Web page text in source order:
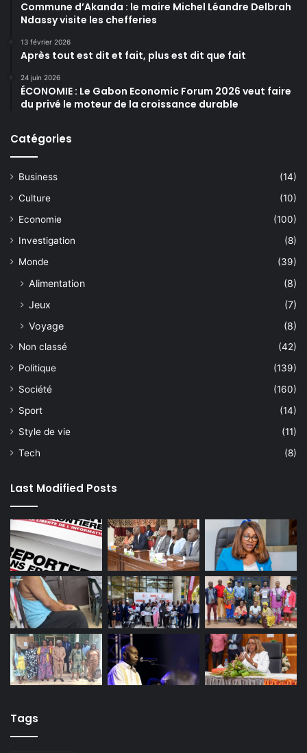
Commune d’Akanda : le maire Michel Léandre Delbrah
Ndassy visite les chefferies
13 février 2026
Après tout est dit et fait, plus est dit que fait
24 juin 2026
ÉCONOMIE : Le Gabon Economic Forum 2026 veut faire
du privé le moteur de la croissance durable
Catégories
Business
(14)
Culture
(10)
Economie
(100)
Investigation
(8)
Monde
(39)
Alimentation
(8)
Jeux
(7)
Voyage
(8)
Non classé
(42)
Politique
(139)
Société
(160)
Sport
(14)
Style de vie
(11)
Tech
(8)
Last Modified Posts
Tags